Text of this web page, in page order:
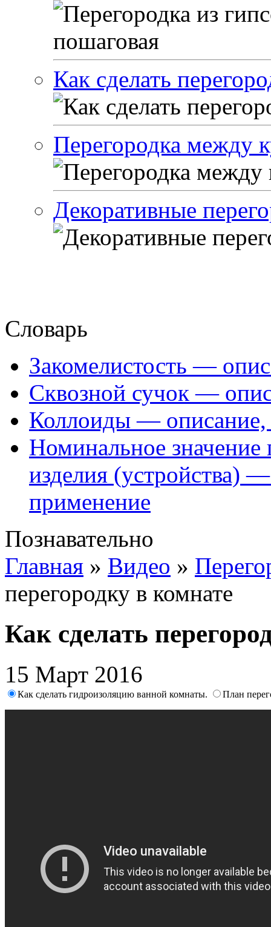
Как сделать
Перегородка между
Декоративные
Словарь
Закомелистость —
Сквозной сучок —
Коллоиды — описание,
Номинальное значение
изделия (устройства)
применение
Познавательно
Главная » Видео »
перегородку в комнате
Как сделать
15 Март 2016
Как сделать гидроизоляцию ванной комнаты. План